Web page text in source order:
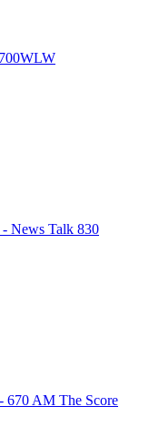
700WLW
News Talk 830
670 AM The Score